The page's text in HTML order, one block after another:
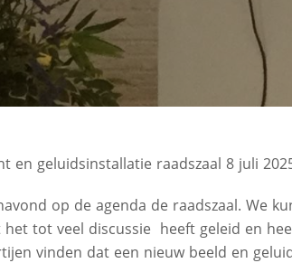
en geluidsinstallatie raadszaal 8 juli
op de agenda de raadszaal. We
het tot veel discussie heeft geleid en
vinden dat een nieuw beeld en